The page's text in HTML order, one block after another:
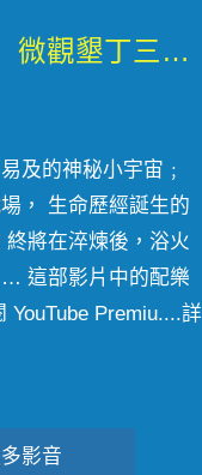
微觀墾丁三部曲 重生....
及的神秘小宇宙﹔
， 生命歷經誕生的
將在淬煉後，浴火
這部影片中的配樂
YouTube Premiu....詳
影音